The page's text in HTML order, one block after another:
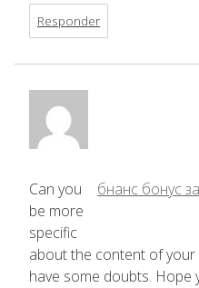
Responder
бнанс бонус
Can you
be more
specific
about the content of your
have some doubts. Hope